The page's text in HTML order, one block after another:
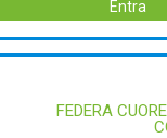
Entra
FEDERA